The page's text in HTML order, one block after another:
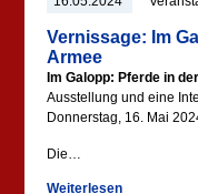
Vernissage: Im
Armee
Im Galopp: Pferde in
Ausstellung und eine
Donnerstag, 16. Mai
Die…
Weiterlesen